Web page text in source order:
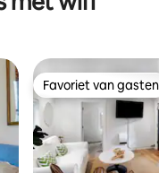
Favoriet van gasten
Favoriet van gasten